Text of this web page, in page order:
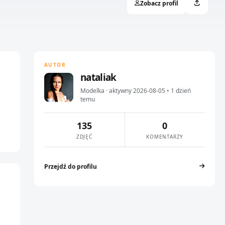
Zobacz profil
AUTOR
nataliak
Modelka · aktywny 2026-08-05 • 1 dzień
temu
135
ZDJĘĆ
0
KOMENTARZY
Przejdź do profilu